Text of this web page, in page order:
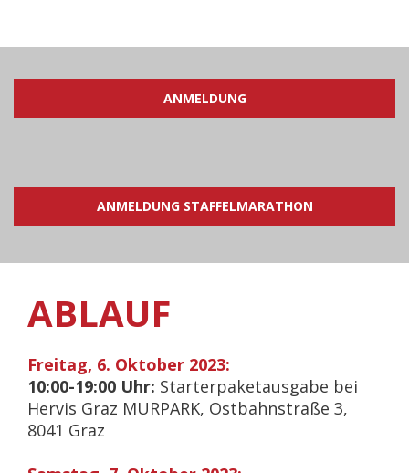
ANMELDUNG
ANMELDUNG STAFFELMARATHON
ABLAUF
Freitag, 6. Oktober 2023:
10:00-19:00 Uhr: Starterpaketausgabe bei
Hervis Graz MURPARK, Ostbahnstraße 3,
8041 Graz